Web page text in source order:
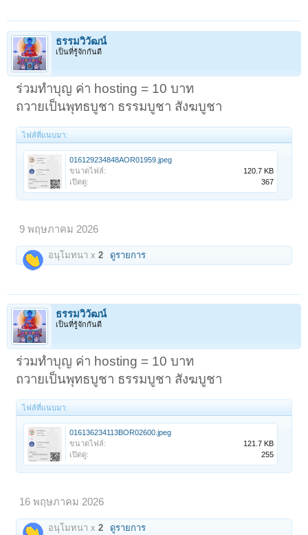
ธรรมวิวัฒน์
เป็นที่รู้จักกันดี
ร่วมทำบุญ ค่า hosting = 10 บาท
ถวายเป็นพุทธบูชา ธรรมบูชา สังฆบูชา
ไฟล์ที่แนบมา:
016129234848AOR01959.jpeg
ขนาดไฟล์:
120.7 KB
เปิดดู:
367
9 พฤษภาคม 2026
อนุโมทนา x2 ดูรายการ
ธรรมวิวัฒน์
เป็นที่รู้จักกันดี
ร่วมทำบุญ ค่า hosting = 10 บาท
ถวายเป็นพุทธบูชา ธรรมบูชา สังฆบูชา
ไฟล์ที่แนบมา:
016136234113BOR02600.jpeg
ขนาดไฟล์:
121.7 KB
เปิดดู:
255
16 พฤษภาคม 2026
อนุโมทนา x2 ดูรายการ